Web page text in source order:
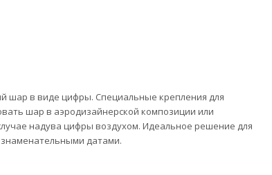
шар в виде цифры. Специальные крепления для
шар в аэродизайнерской композиции или
надува цифры воздухом. Идеальное решение для
датами.